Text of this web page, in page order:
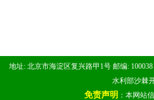
地址: 北京市海淀区复兴路甲1号 邮编:
水利部沙棘
免责声明 ：本网站